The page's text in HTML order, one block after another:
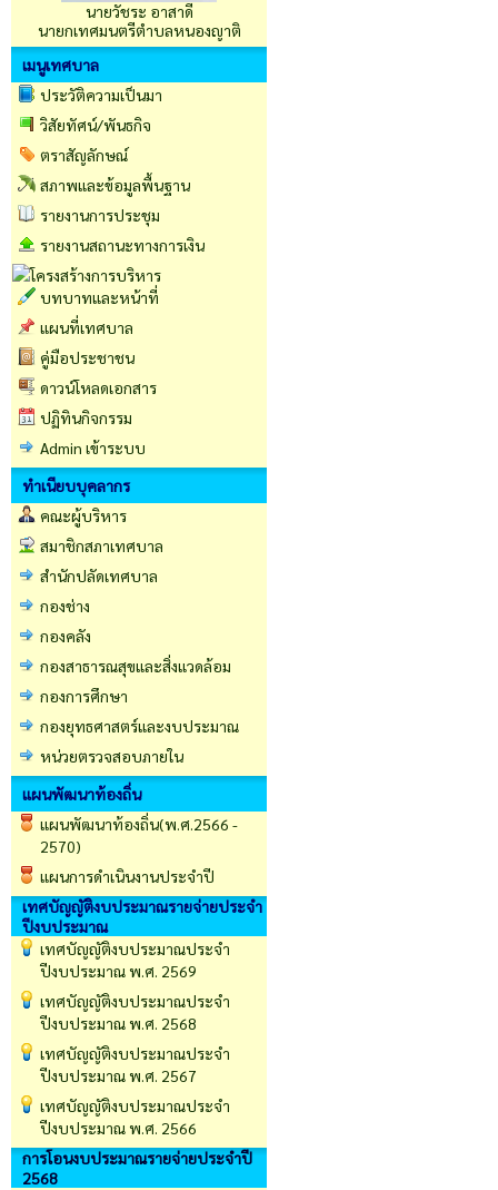
นายวัชระ อาสาดี
นายกเทศมนตรีตำบลหนองญาติ
เมนูเทศบาล
ประวัติความเป็นมา
วิสัยทัศน์/พันธกิจ
ตราสัญลักษณ์
สภาพและข้อมูลพื้นฐาน
รายงานการประชุม
รายงานสถานะทางการเงิน
บทบาทและหน้าที่
แผนที่เทศบาล
คู่มือประชาชน
ดาวน์โหลดเอกสาร
ปฏิทินกิจกรรม
Admin เข้าระบบ
ทำเนียบบุคลากร
คณะผู้บริหาร
สมาชิกสภาเทศบาล
สำนักปลัดเทศบาล
กองช่าง
กองคลัง
กองสาธารณสุขและสิ่งแวดล้อม
กองการศึกษา
กองยุทธศาสตร์และงบประมาณ
หน่วยตรวจสอบภายใน
แผนพัฒนาท้องถิ่น
แผนพัฒนาท้องถิ่น(พ.ศ.2566 -
2570)
แผนการดำเนินงานประจำปี
เทศบัญญัติงบประมาณรายจ่ายประจำ
ปีงบประมาณ
เทศบัญญัติงบประมาณประจำ
ปีงบประมาณ พ.ศ. 2569
เทศบัญญัติงบประมาณประจำ
ปีงบประมาณ พ.ศ. 2568
เทศบัญญัติงบประมาณประจำ
ปีงบประมาณ พ.ศ. 2567
เทศบัญญัติงบประมาณประจำ
ปีงบประมาณ พ.ศ. 2566
การโอนงบประมาณรายจ่ายประจำปี
2568